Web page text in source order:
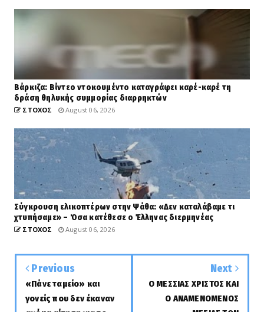
Βάρκιζα: Βίντεο ντοκουμέντο καταγράφει καρέ-καρέ τη
δράση θηλυκής συμμορίας διαρρηκτών
ΣΤΟΧΟΣ August 06, 2026
Σύγκρουση ελικοπτέρων στην Ψάθα: «Δεν καταλάβαμε τι
χτυπήσαμε» – Όσα κατέθεσε ο Έλληνας διερμηνέας
ΣΤΟΧΟΣ August 06, 2026
Previous
«Πάνε ταμείο» και
γονείς που δεν έκαναν
Next
Ο ΜΕΣΣΙΑΣ ΧΡΙΣΤΟΣ ΚΑΙ
Ο ΑΝΑΜΕΝΟΜΕΝΟΣ